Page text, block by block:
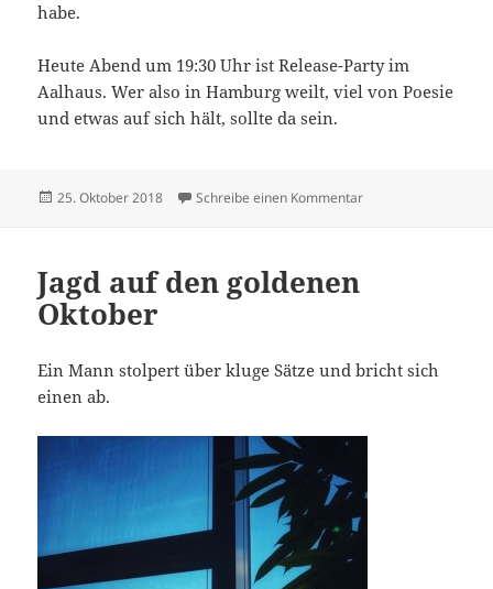
habe.
Heute Abend um 19:30 Uhr ist Release-Party im
Aalhaus. Wer also in Hamburg weilt, viel von Poesie
und etwas auf sich hält, sollte da sein.
Veröffentlicht
25. Oktober 2018 Schreibe einen Kommentarzu Tage wie diese …
Jagd auf den goldenen
Oktober
Ein Mann stolpert über kluge Sätze und bricht sich
einen ab.